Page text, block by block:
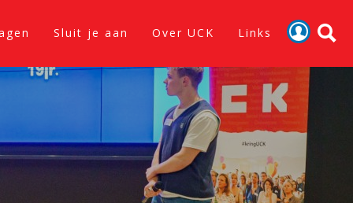
Sluit je aan Over UCK Links
Activiteiten
Nieuws
Verslagen
Sluit je aan